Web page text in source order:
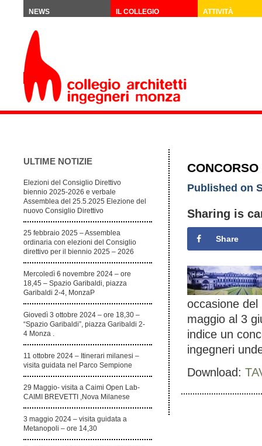
NEWS IL COLLEGIO ATTIVITÀ
ULTIME NOTIZIE
Elezioni del Consiglio Direttivo
biennio 2025-2026 e verbale
Assemblea del 25.5.2025 Elezione del
nuovo Consiglio Direttivo
25 febbraio 2025 – Assemblea
ordinaria con elezioni del Consiglio
direttivo per il biennio 2025 – 2026
Mercoledì 6 novembre 2024 – ore
18,45 – Spazio Garibaldi, piazza
Garibaldi 2-4, MonzaP
Giovedì 3 ottobre 2024 – ore 18,30 –
“Spazio Garibaldi”, piazza Garibaldi 2-
4 Monza .
11 ottobre 2024 – Itinerari milanesi –
visita guidata nel Parco Sempione
29 Maggio- visita a Caimi Open Lab-
CAIMI BREVETTI ,Nova Milanese
3 maggio 2024 – visita guidata a
Metanopoli – ore 14,30
Published on
Sharing is
Share
occasione del
maggio al 3
indice un
ingegneri
Download: